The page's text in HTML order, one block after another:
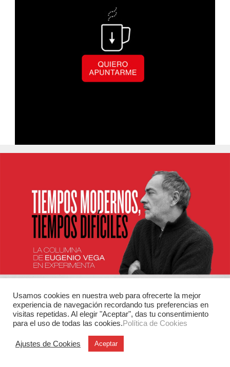
Usamos cookies en nuestra web para ofrecerte la mejor
experiencia de navegación recordando tus preferencias en
visitas repetidas. Al elegir "Aceptar", das tu consentimiento
para el uso de todas las cookies.Política de Cookies
Ajustes de Cookies Aceptar